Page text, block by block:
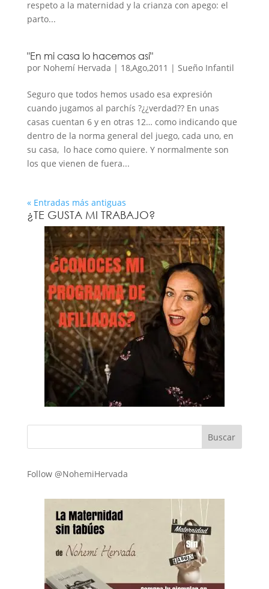
respeto a la maternidad y la crianza con apego: el
parto...
"En mi casa lo hacemos así"
por Nohemí Hervada | 18,Ago,2011 | Sueño Infantil
Seguro que todos hemos usado esa expresión
cuando jugamos al parchís ?¿¿verdad?? En unas
casas cuentan 6 y en otras 12… como indicando que
dentro de la norma general del juego, cada uno, en
su casa, lo hace como quiere. Y normalmente son
los que vienen de fuera...
« Entradas más antiguas
¿TE GUSTA MI TRABAJO?
Follow @NohemiHervada